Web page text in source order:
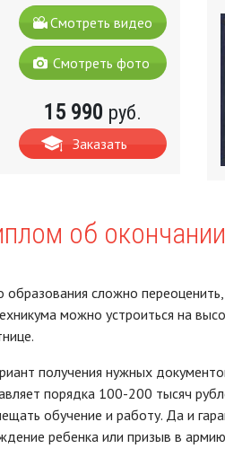
Смотреть видео
Смотреть фото
15 990 руб.
Заказать
об
образования сложно
можно устроиться на
получения нужных
порядка 100-200 тысяч
обучение и работу. Да и
ребенка или призыв в